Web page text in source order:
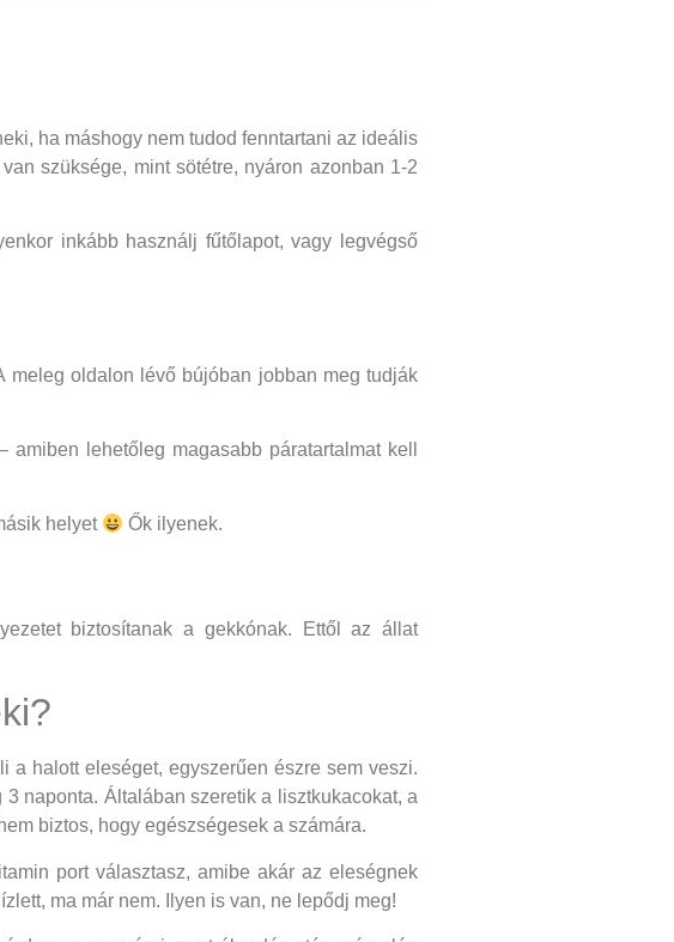
ha máshogy nem tudod fenntartani az ideális
szüksége, mint sötétre, nyáron azonban 1-2
inkább használj fűtőlapot, vagy legvégső
meleg oldalon lévő bújóban jobban meg tudják
lehetőleg magasabb páratartalmat kell
helyet Ők ilyenek.
biztosítanak a gekkónak. Ettől az állat
halott eleséget, egyszerűen észre sem veszi.
naponta. Általában szeretik a lisztkukacokat, a
biztos, hogy egészségesek a számára.
port választasz, amibe akár az eleségnek
ma már nem. Ilyen is van, ne lepődj meg!